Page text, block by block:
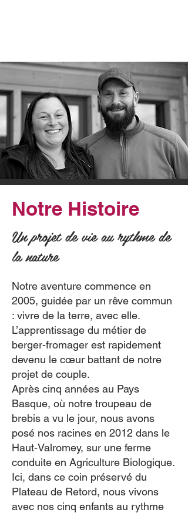
Notre Histoire
Un projet de vie au rythme de
la nature
Notre aventure commence en
2005, guidée par un rêve commun
: vivre de la terre, avec elle.
L’apprentissage du métier de
berger-fromager est rapidement
devenu le cœur battant de notre
projet de couple.
Après cinq années au Pays
Basque, où notre troupeau de
brebis a vu le jour, nous avons
posé nos racines en 2012 dans le
Haut-Valromey, sur une ferme
conduite en Agriculture Biologique.
Ici, dans ce coin préservé du
Plateau de Retord, nous vivons
avec nos cinq enfants au rythme